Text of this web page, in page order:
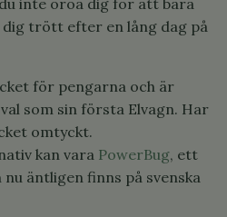
dig trött efter en lång dag på
för pengarna och är
som sin första Elvagn. Har
omtyckt.
kan vara PowerBug, ett
äntligen finns på svenska